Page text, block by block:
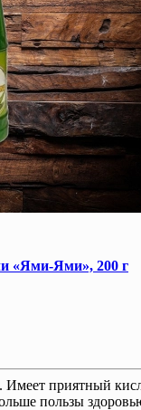
«Ями-Ями», 200 г
Имеет приятный
пользы